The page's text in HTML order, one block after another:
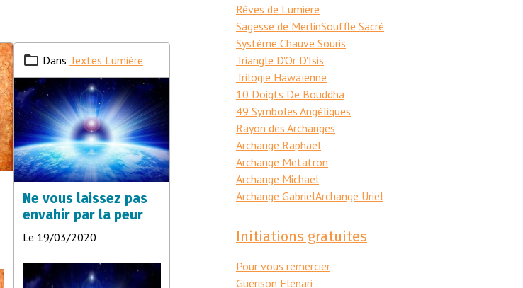
Dans Textes Lumière
Ne vous laissez pas
envahir par la peur
Le 19/03/2020
Rêves de Lumière
Sagesse de MerlinSouffle Sacré
Système Chauve Souris
Triangle D'Or D'Isis
Trilogie Hawaïenne
10 Doigts De Bouddha
49 Symboles Angéliques
Rayon des Archanges
Archange Raphael
Archange Metatron
Archange Michael
Archange GabrielArchange Uriel
Initiations gratuites
Pour vous remercier
Guérison Elénari